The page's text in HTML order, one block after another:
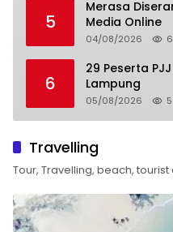
5
Merasa
Media Online
04/08/2026 6
6
29 Peserta PJJ
Lampung
05/08/2026 5
Travelling
Tour, Travelling, beach,